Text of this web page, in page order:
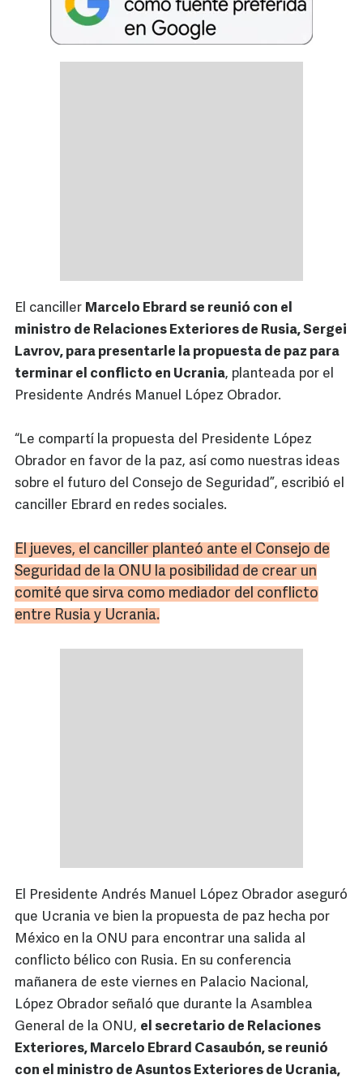
El canciller Marcelo Ebrard se reunió con el
ministro de Relaciones Exteriores de Rusia, Sergei
Lavrov, para presentarle la propuesta de paz para
terminar el conflicto en Ucrania, planteada por el
Presidente Andrés Manuel López Obrador.
“Le compartí la propuesta del Presidente López
Obrador en favor de la paz, así como nuestras ideas
sobre el futuro del Consejo de Seguridad”, escribió el
canciller Ebrard en redes sociales.
El jueves, el canciller planteó ante el Consejo de
Seguridad de la ONU la posibilidad de crear un
comité que sirva como mediador del conflicto
entre Rusia y Ucrania.
El Presidente Andrés Manuel López Obrador aseguró
que Ucrania ve bien la propuesta de paz hecha por
México en la ONU para encontrar una salida al
conflicto bélico con Rusia. En su conferencia
mañanera de este viernes en Palacio Nacional,
López Obrador señaló que durante la Asamblea
General de la ONU, el secretario de Relaciones
Exteriores, Marcelo Ebrard Casaubón, se reunió
con el ministro de Asuntos Exteriores de Ucrania,